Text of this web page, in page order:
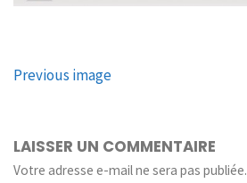
Previous image
LAISSER UN COMMENTAIRE
Votre adresse e-mail ne sera pas publiée.